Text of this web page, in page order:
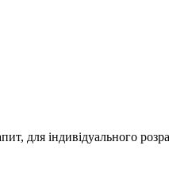
для індивідуального